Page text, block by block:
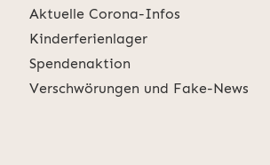
Aktuelle Corona-Infos
Kinderferienlager
Spendenaktion
Verschwörungen und Fake-News